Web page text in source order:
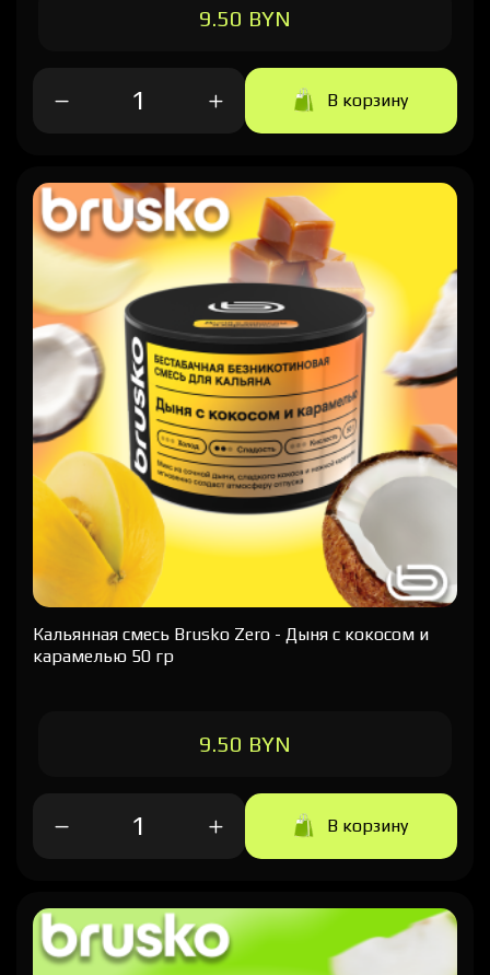
9.50 BYN
В корзину
Кальянная cмесь Brusko Zero - Дыня с кокосом и
карамелью 50 гр
9.50 BYN
В корзину